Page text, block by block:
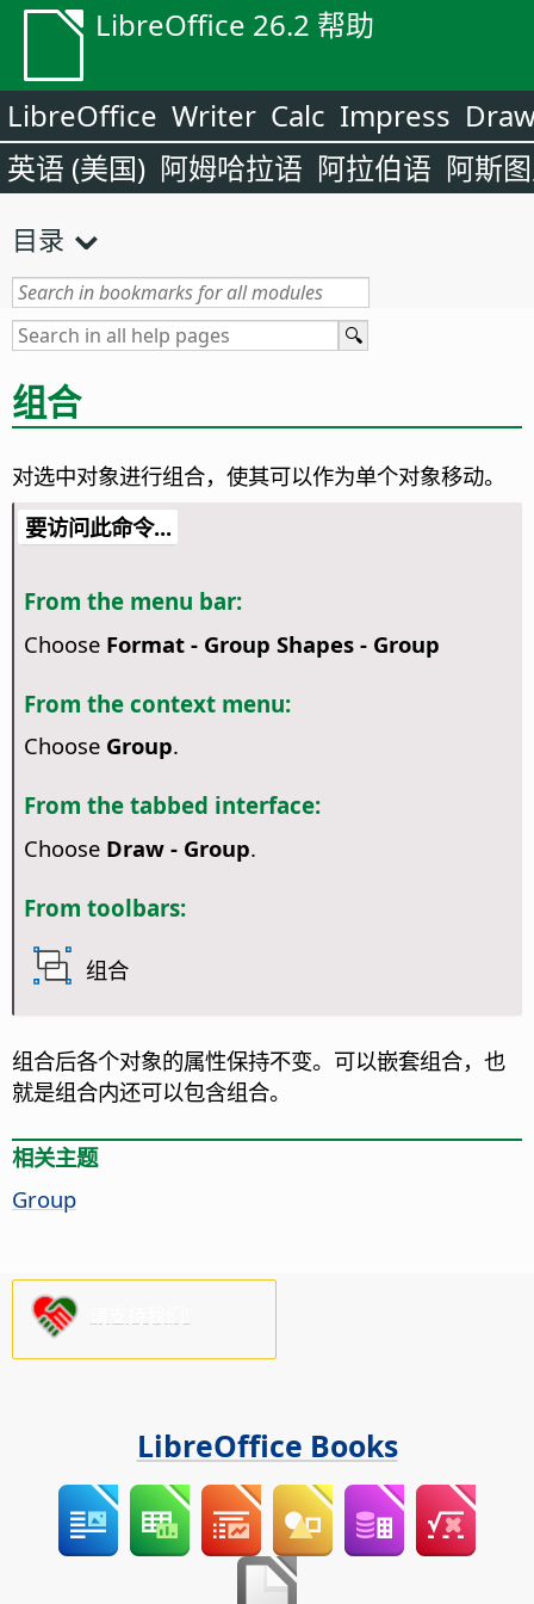
LibreOffice 26.2 帮助
LibreOffice Writer Calc Impress
英语 (美国) 阿姆哈拉语 阿拉伯语 阿斯
目录
组合
对选中对象进行组合，使其可以作为单个对象移动。
要访问此命令...
From the menu bar:
Choose Format - Group Shapes - Group
From the context menu:
Choose Group.
From the tabbed interface:
Choose Draw - Group.
From toolbars:
组合
组合后各个对象的属性保持不变。可以嵌套组合，也
就是组合内还可以包含组合。
相关主题
Group
LibreOffice Books